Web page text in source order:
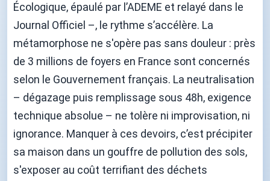
Écologique, épaulé par l’ADEME et relayé dans le
Journal Officiel –, le rythme s’accélère. La
métamorphose ne s'opère pas sans douleur : près
de 3 millions de foyers en France sont concernés
selon le Gouvernement français. La neutralisation
– dégazage puis remplissage sous 48h, exigence
technique absolue – ne tolère ni improvisation, ni
ignorance. Manquer à ces devoirs, c’est précipiter
sa maison dans un gouffre de pollution des sols,
s'exposer au coût terrifiant des déchets